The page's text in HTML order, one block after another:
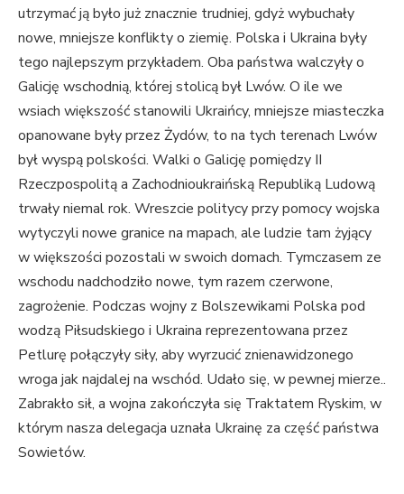
utrzymać ją było już znacznie trudniej, gdyż wybuchały
nowe, mniejsze konflikty o ziemię. Polska i Ukraina były
tego najlepszym przykładem. Oba państwa walczyły o
Galicję wschodnią, której stolicą był Lwów. O ile we
wsiach większość stanowili Ukraińcy, mniejsze miasteczka
opanowane były przez Żydów, to na tych terenach Lwów
był wyspą polskości. Walki o Galicję pomiędzy II
Rzeczpospolitą a Zachodnioukraińską Republiką Ludową
trwały niemal rok. Wreszcie politycy przy pomocy wojska
wytyczyli nowe granice na mapach, ale ludzie tam żyjący
w większości pozostali w swoich domach. Tymczasem ze
wschodu nadchodziło nowe, tym razem czerwone,
zagrożenie. Podczas wojny z Bolszewikami Polska pod
wodzą Piłsudskiego i Ukraina reprezentowana przez
Petlurę połączyły siły, aby wyrzucić znienawidzonego
wroga jak najdalej na wschód. Udało się, w pewnej mierze..
Zabrakło sił, a wojna zakończyła się Traktatem Ryskim, w
którym nasza delegacja uznała Ukrainę za część państwa
Sowietów.